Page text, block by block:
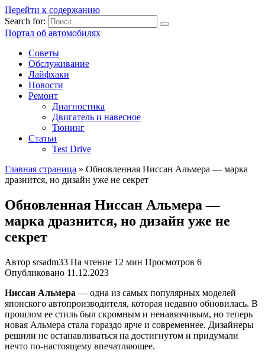
Перейти к содержанию
Search for:
Портал об автомобилях
Советы
Обслуживание
Лайфхаки
Новости
Ремонт
Диагностика
Двигатель и навесное
Тюнинг
Статьи
Test Drive
Главная страница » Обновленная Ниссан Альмера — марка
дразнится, но дизайн уже не секрет
Обновленная Ниссан Альмера —
марка дразнится, но дизайн уже не
секрет
Автор srsadm33 На чтение 12 мин Просмотров 6
Опубликовано 11.12.2023
Ниссан Альмера — одна из самых популярных моделей
японского автопроизводителя, которая недавно обновилась. В
прошлом ее стиль был скромным и ненавязчивым, но теперь
новая Альмера стала гораздо ярче и современнее. Дизайнеры
решили не останавливаться на достигнутом и придумали
нечто по-настоящему впечатляющее.